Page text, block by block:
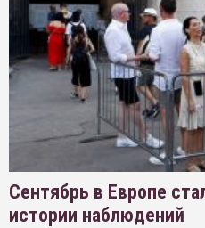
Сентябрь в Европе
истории наблюдений